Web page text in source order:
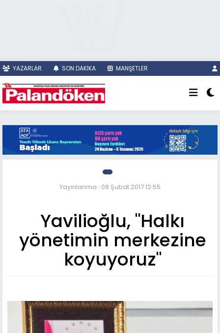
YAZARLAR SON DAKİKA MANŞETLER
Yayınlanma : 08 Şubat 2017 12:55
Yavilioğlu, "Halkı
yönetimin merkezine
koyuyoruz"